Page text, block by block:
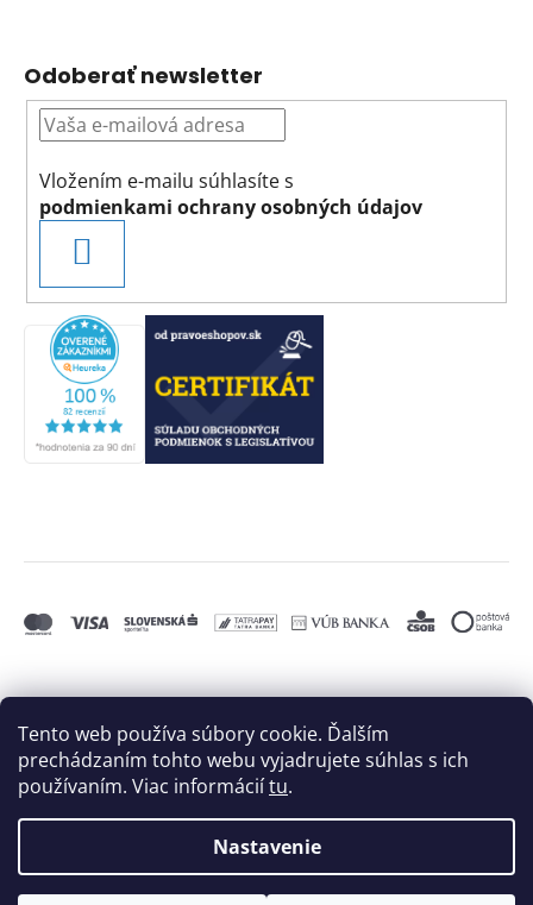
Tento web používa súbory cookie. Ďalším
prechádzaním tohto webu vyjadrujete súhlas s ich
používaním. Viac informáciítu.
Nastavenie
Odoberať newsletter
Vložením e-mailu súhlasíte s
podmienkami ochrany osobných údajov
SA
Vytvoril Shoptet a Adatelier